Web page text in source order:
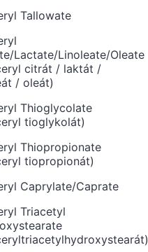
Tallowate
Lactate/Linoleate/Oleate
citrát / laktát /
/ oleát)
Thioglycolate
tioglykolát)
Thiopropionate
tiopropionát)
Caprylate/Caprate
Triacetyl